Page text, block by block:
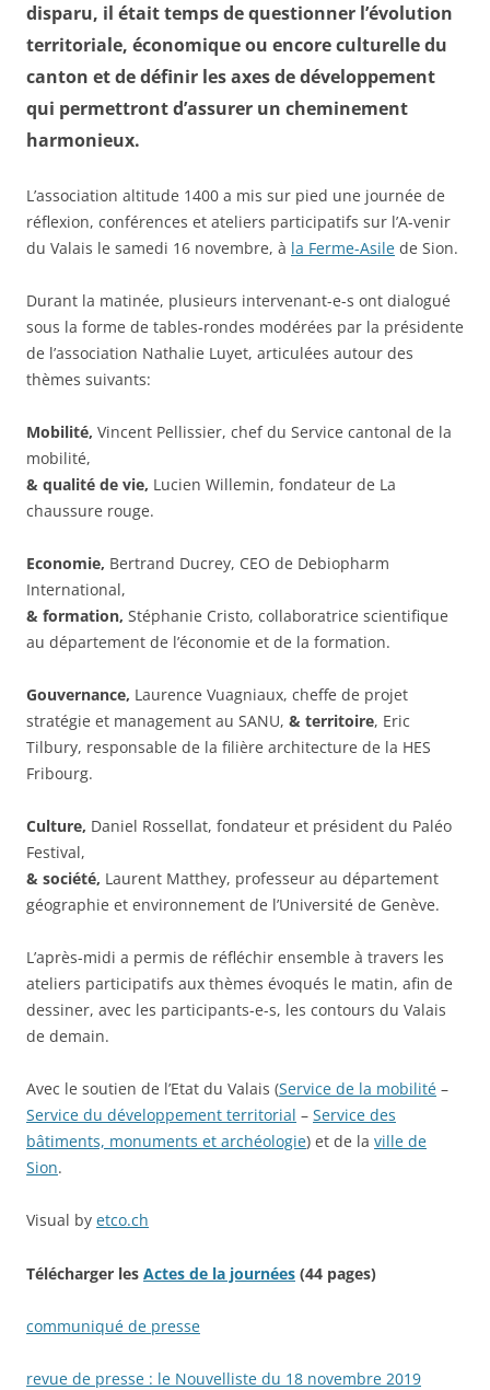
disparu, il était temps de questionner l’évolution
territoriale, économique ou encore culturelle du
canton et de définir les axes de développement
qui permettront d’assurer un cheminement
harmonieux.
L’association altitude 1400 a mis sur pied une journée de
réflexion, conférences et ateliers participatifs sur l’A-venir
du Valais le samedi 16 novembre, à la Ferme-Asile de Sion.
Durant la matinée, plusieurs intervenant-e-s ont dialogué
sous la forme de tables-rondes modérées par la présidente
de l’association Nathalie Luyet, articulées autour des
thèmes suivants:
Mobilité, Vincent Pellissier, chef du Service cantonal de la
mobilité,
& qualité de vie, Lucien Willemin, fondateur de La
chaussure rouge.
Economie, Bertrand Ducrey, CEO de Debiopharm
International,
& formation, Stéphanie Cristo, collaboratrice scientifique
au département de l’économie et de la formation.
Gouvernance, Laurence Vuagniaux, cheffe de projet
stratégie et management au SANU, & territoire, Eric
Tilbury, responsable de la filière architecture de la HES
Fribourg.
Culture, Daniel Rossellat, fondateur et président du Paléo
Festival,
& société, Laurent Matthey, professeur au département
géographie et environnement de l’Université de Genève.
L’après-midi a permis de réfléchir ensemble à travers les
ateliers participatifs aux thèmes évoqués le matin, afin de
dessiner, avec les participants-e-s, les contours du Valais
de demain.
Avec le soutien de l’Etat du Valais (Service de la mobilité –
Service du développement territorial – Service des
bâtiments, monuments et archéologie) et de la ville de
Sion.
Visual by etco.ch
Télécharger les Actes de la journées (44 pages)
communiqué de presse
revue de presse : le Nouvelliste du 18 novembre 2019